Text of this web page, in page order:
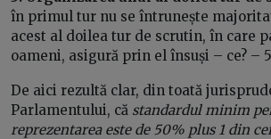
în primul tur nu se întrunește
acest al doilea tur de scrutin, în care
oameni, asigură prin el însuși – ce? –
De aici rezultă clar, din toată
Parlamentului, că standardul minim
reprezentarea este de 50% plus 1 din